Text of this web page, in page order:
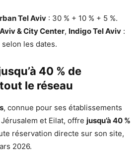
Tel Aviv : 30 % + 10 % + 5 %.
& City Center, Indigo Tel Aviv :
selon les dates.
40 % de
le réseau
, connue pour ses établissements
et Eilat, offre jusqu’à 40 %
réservation directe sur son site,
2026.